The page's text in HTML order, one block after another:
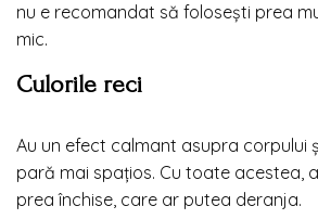
nu e recomandat să folosești prea
mic.
Culorile reci
Au un efect calmant asupra corpului
pară mai spațios. Cu toate acestea,
prea închise, care ar putea deranja.